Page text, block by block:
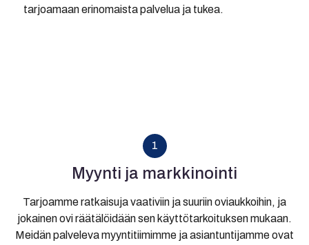
tarjoamaan erinomaista palvelua ja tukea.
1
Myynti ja markkinointi
Tarjoamme ratkaisuja vaativiin ja suuriin oviaukkoihin, ja
jokainen ovi räätälöidään sen käyttötarkoituksen mukaan.
Meidän palveleva myyntitiimimme ja asiantuntijamme ovat